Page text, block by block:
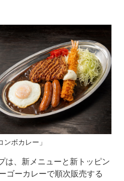
ボカレー」
、新メニューと新トッピン
ゴーカレーで順次販売する